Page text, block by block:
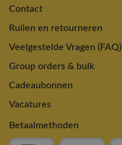
Contact
Ruilen en retourneren
Veelgestelde Vragen (FAQ)
Group orders & bulk
Cadeaubonnen
Vacatures
Betaalmethoden